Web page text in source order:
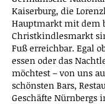
Kaiserburg, die
Hauptmarkt mit dem
Christkindlesmarkt
Fuß erreichbar. Egal
essen oder das
möchtest – von uns
schönsten Bars,
Geschäfte Nürnbergs